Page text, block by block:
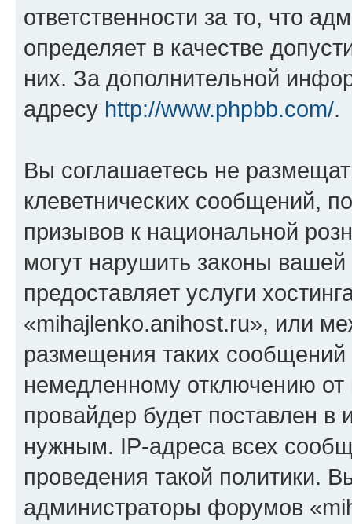
ответственности за то, что
определяет в качестве
них. За дополнительной
адресу http://www.phpbb.com/.
Вы соглашаетесь не
клеветнических сообщений,
призывов к национальной
могут нарушить законы
предоставляет услуги
«mihajlenko.anihost.ru», или
размещения таких
немедленному отключению
провайдер будет поставлен в
нужным. IP-адреса всех
проведения такой политики.
администраторы форумов